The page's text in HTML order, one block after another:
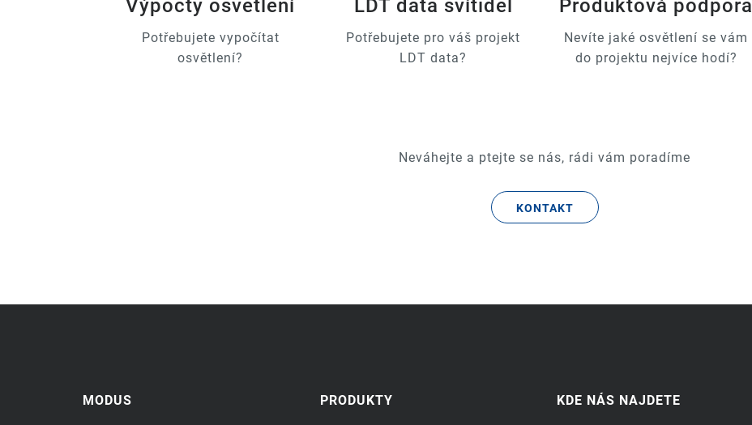
Výpočty osvětlení
Potřebujete vypočítat
osvětlení?
LDT data svítidel
Potřebujete pro váš projekt
LDT data?
Produktová podpora
Nevíte jaké osvětlení se vám
do projektu nejvíce hodí?
Neváhejte a ptejte se nás, rádi vám poradíme
KONTAKT
MODUS PRODUKTY KDE NÁS NAJDETE